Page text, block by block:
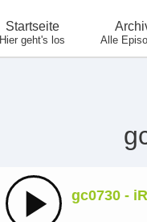
Startseite
Hier geht's los Alle
gc0730 -